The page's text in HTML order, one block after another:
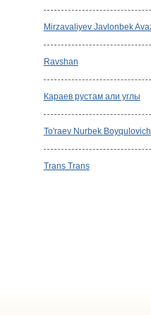
Mirzavaliyev Javlonbek
Ravshan
Караев рустам али углы
To'raev Nurbek Boyqulovich
Trans Trans